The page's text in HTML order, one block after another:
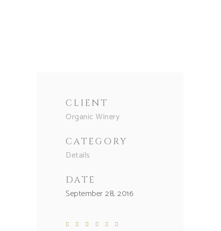
CLIENT
Organic Winery
CATEGORY
Details
DATE
September 28, 2016